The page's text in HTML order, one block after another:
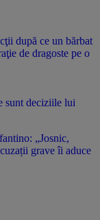
după ce un bărbat
de dragoste pe o
sunt deciziile lui
„Josnic,
grave îi aduce